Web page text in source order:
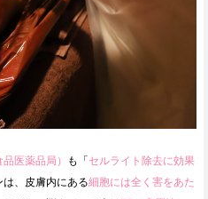
医薬品局） も「セルライト除去に効果
は、皮膚内にある細胞には全く害をあた